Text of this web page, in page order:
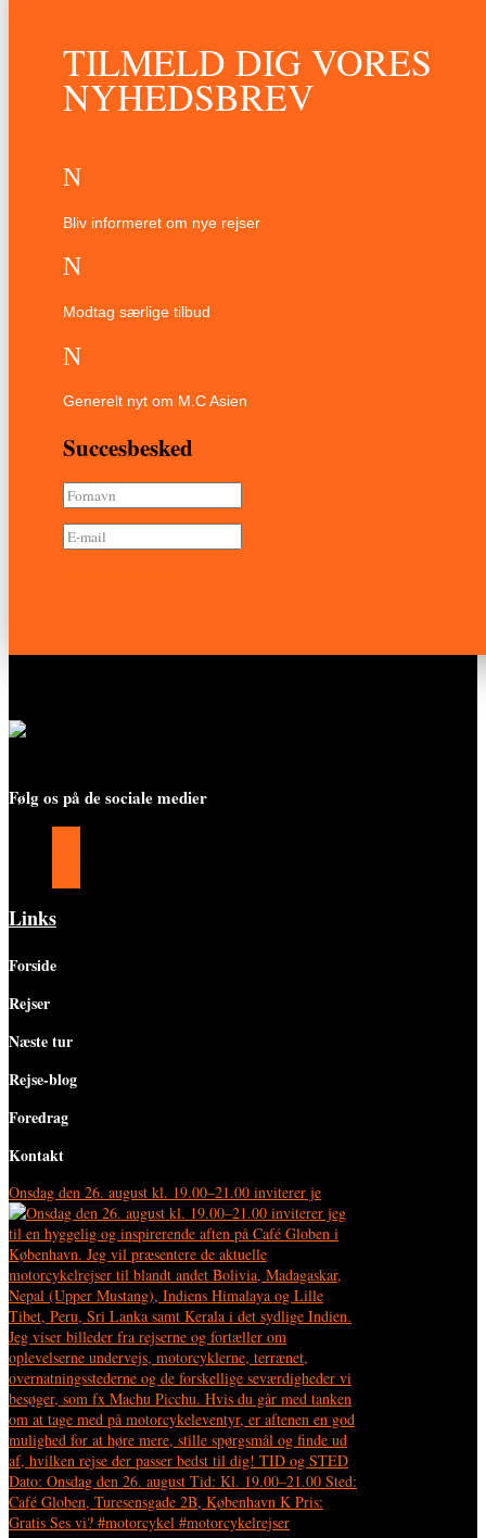
TILMELD DIG VORES
NYHEDSBREV
N
Bliv informeret om nye rejser
N
Modtag særlige tilbud
N
Generelt nyt om M.C Asien
Succesbesked
Følg os på de sociale medier
Links
Forside
Rejser
Næste tur
Rejse-blog
Foredrag
Kontakt
Onsdag den 26. august kl. 19.00–21.00 inviterer je